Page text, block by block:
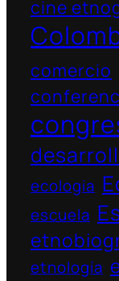
cine
comercio
ecologia
escuela
etnología